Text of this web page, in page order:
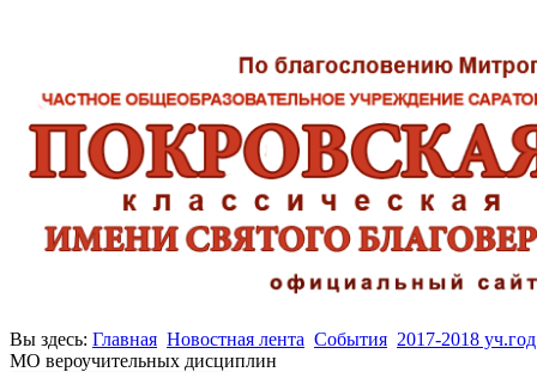
Вы здесь: Главная Новостная лента События 2017-2018 уч.год
МО вероучительных дисциплин